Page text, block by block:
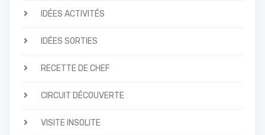
IDÉES ACTIVITÉS
IDÉES SORTIES
RECETTE DE CHEF
CIRCUIT DÉCOUVERTE
VISITE INSOLITE